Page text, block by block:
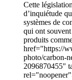
Cette
d’inquiétude
systèmes de
qui ont
produits
href="https://
photo/carbon-
2096870455"